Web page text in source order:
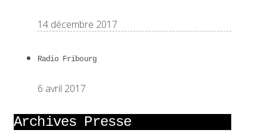
14 décembre 2017
Radio Fribourg
6 avril 2017
Archives Presse